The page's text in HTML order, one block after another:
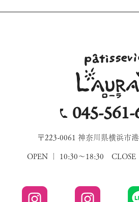
045-
〒223-0061 神奈川県横浜市
OPEN ｜ 10:30～18:30 CLOSE